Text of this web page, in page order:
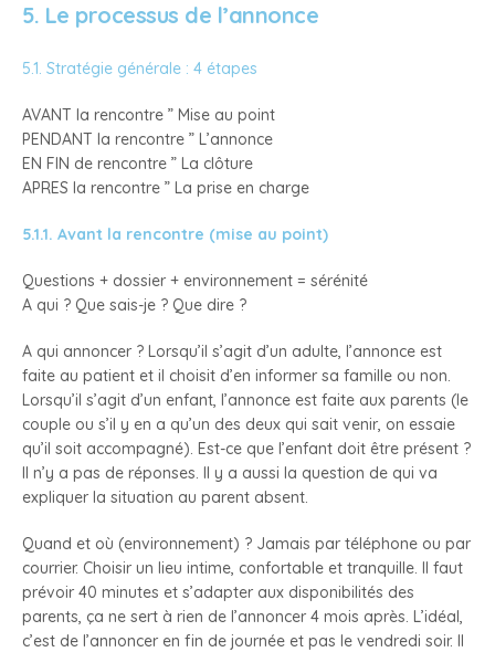
5. Le processus de l’annonce
5.1. Stratégie générale : 4 étapes
AVANT la rencontre ” Mise au point
PENDANT la rencontre ” L’annonce
EN FIN de rencontre ” La clôture
APRES la rencontre ” La prise en charge
5.1.1. Avant la rencontre (mise au point)
Questions + dossier + environnement = sérénité
A qui ? Que sais-je ? Que dire ?
A qui annoncer ? Lorsqu’il s’agit d’un adulte, l’annonce est
faite au patient et il choisit d’en informer sa famille ou non.
Lorsqu’il s’agit d’un enfant, l’annonce est faite aux parents (le
couple ou s’il y en a qu’un des deux qui sait venir, on essaie
qu’il soit accompagné). Est-ce que l’enfant doit être présent ?
Il n’y a pas de réponses. Il y a aussi la question de qui va
expliquer la situation au parent absent.
Quand et où (environnement) ? Jamais par téléphone ou par
courrier. Choisir un lieu intime, confortable et tranquille. Il faut
prévoir 40 minutes et s’adapter aux disponibilités des
parents, ça ne sert à rien de l’annoncer 4 mois après. L’idéal,
c’est de l’annoncer en fin de journée et pas le vendredi soir. Il